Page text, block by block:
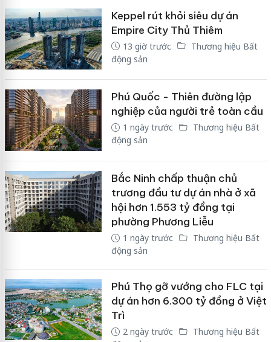
Keppel rút khỏi siêu dự án
Empire City Thủ Thiêm
13 giờ trước
Thương hiệu Bất
động sản
Phú Quốc - Thiên đường lập
nghiệp của người trẻ toàn cầu
1 ngày trước
Thương hiệu Bất
động sản
Bắc Ninh chấp thuận chủ
trương đầu tư dự án nhà ở xã
hội hơn 1.553 tỷ đồng tại
phường Phương Liễu
1 ngày trước
Thương hiệu Bất
động sản
Phú Thọ gỡ vướng cho FLC tại
dự án hơn 6.300 tỷ đồng ở Việt
Trì
2 ngày trước
Thương hiệu Bất